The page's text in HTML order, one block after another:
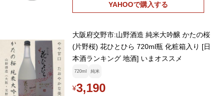
YAHOOで購入する
大阪府交野市:山野酒造 純米大吟醸 かたの桜
(片野桜) 花ひとひら 720ml瓶 化粧箱入り [日
本酒ランキング 地酒] いまオススメ
720ml 純米
¥3,190